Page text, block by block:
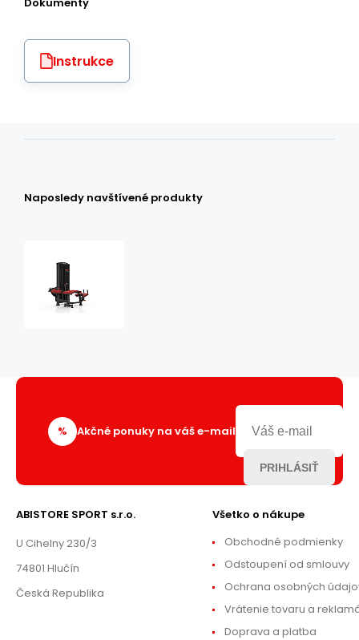
Instrukce
Naposledy navštívené produkty
% Akčné ponuky na váš e-mail
PRIHLÁSIŤ
ABISTORE SPORT s.r.o.
U Cihelny 230/3
74801 Hlučín
Česká Republika
Všetko o nákupe
Obchodné podmienky
Odstoupení od smlouvy
Ochrana osobných
Vrátenie tovaru a
Doprava a platba